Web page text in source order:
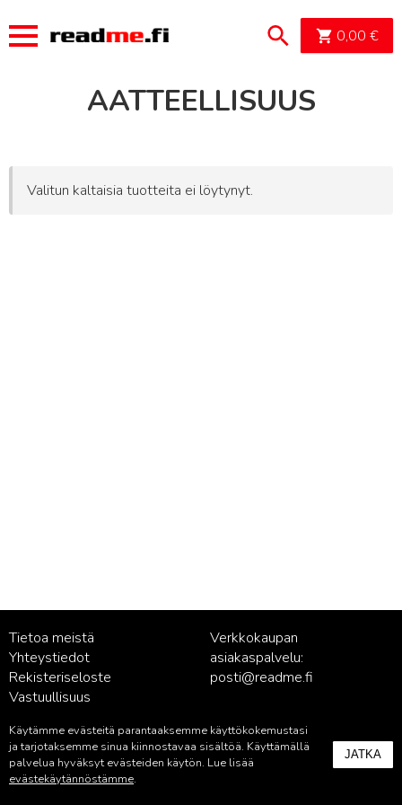
0,00 €
AATTEELLISUUS
Valitun kaltaisia tuotteita ei löytynyt.
Tietoa meistä
Yhteystiedot
Rekisteriseloste
Vastuullisuus
Verkkokaupan
asiakaspalvelu:
posti@readme.fi
Kustantamon asiakaspalvelu:
palvelu@readme.fi
Käytämme evästeitä parantaaksemme käyttökokemustasi
ja tarjotaksemme sinua kiinnostavaa sisältöä. Käyttämällä
palvelua hyväksyt evästeiden käytön. Lue lisää
evästekäytännöstämme.
JATKA